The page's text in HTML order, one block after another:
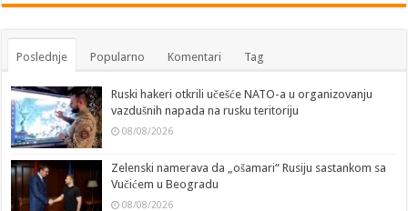
Poslednje Popularno Komentari Tag
Ruski hakeri otkrili učešće NATO-a u organizovanju
vazdušnih napada na rusku teritoriju
08/08/2026
Zelenski namerava da „ošamari“ Rusiju sastankom sa
Vučićem u Beogradu
08/08/2026